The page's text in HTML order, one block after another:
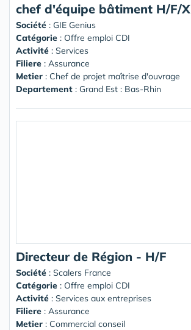
chef d'équipe bâtiment H/F/X
Société : GIE Genius
Catégorie : Offre emploi CDI
Activité : Services
Filiere : Assurance
Metier : Chef de projet maîtrise d'ouvrage
Departement : Grand Est : Bas-Rhin
Directeur de Région - H/F
Société : Scalers France
Catégorie : Offre emploi CDI
Activité : Services aux entreprises
Filiere : Assurance
Metier : Commercial conseil